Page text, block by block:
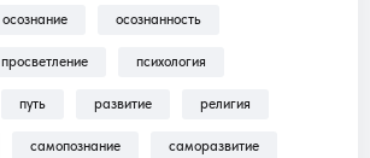
осознание осознанность
просветление психология
путь развитие религия
самопознание саморазвитие